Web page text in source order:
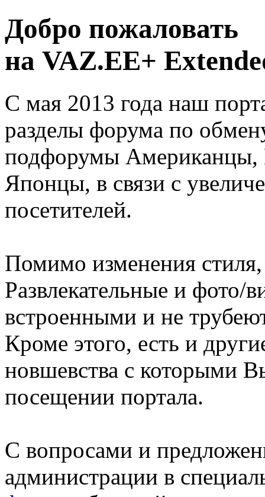
Добро пожаловать
на VAZ.EE+
С мая 2013 года наш
разделы форума по
подфорумы
Японцы, в связи с
посетителей.
Помимо изменения
Развлекательные и фото/
встроенными и не
Кроме этого, есть и
новшевства с которыми
посещении портала.
С вопросами и
администрации в